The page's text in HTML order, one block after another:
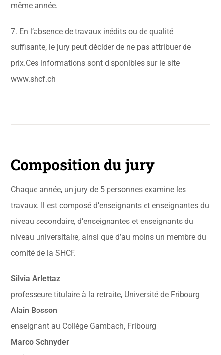
même année.
7. En l’absence de travaux inédits ou de qualité
suffisante, le jury peut décider de ne pas attribuer de
prix.Ces informations sont disponibles sur le site
www.shcf.ch
Composition du jury
Chaque année, un jury de 5 personnes examine les
travaux. Il est composé d’enseignants et enseignantes du
niveau secondaire, d’enseignantes et enseignants du
niveau universitaire, ainsi que d’au moins un membre du
comité de la SHCF.
Silvia Arlettaz
professeure titulaire à la retraite, Université de Fribourg
Alain Bosson
enseignant au Collège Gambach, Fribourg
Marco Schnyder